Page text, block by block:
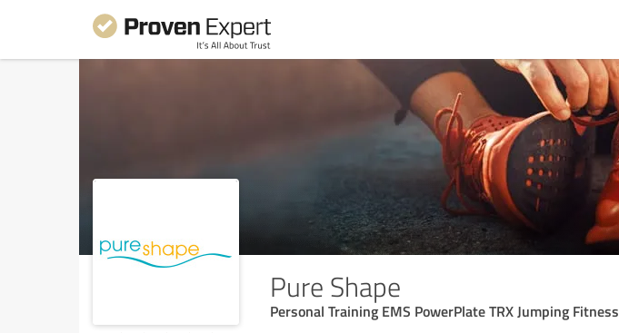
Pure Shape
Personal Training EMS PowerPlate TRX Jumping Fitness